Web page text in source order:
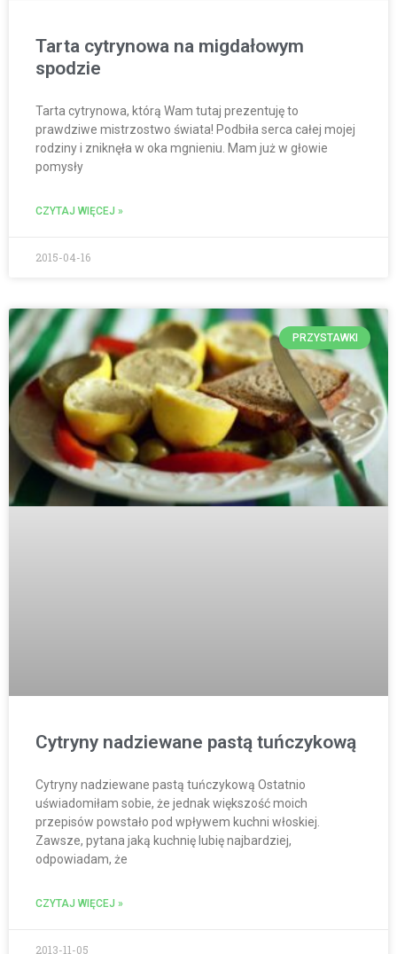
Tarta cytrynowa na migdałowym
spodzie
Tarta cytrynowa, którą Wam tutaj prezentuję to
prawdziwe mistrzostwo świata! Podbiła serca całej mojej
rodziny i zniknęła w oka mgnieniu. Mam już w głowie
pomysły
CZYTAJ WIĘCEJ »
2015-04-16
PRZYSTAWKI
Cytryny nadziewane pastą tuńczykową
Cytryny nadziewane pastą tuńczykową Ostatnio
uświadomiłam sobie, że jednak większość moich
przepisów powstało pod wpływem kuchni włoskiej.
Zawsze, pytana jaką kuchnię lubię najbardziej,
odpowiadam, że
CZYTAJ WIĘCEJ »
2013-11-05